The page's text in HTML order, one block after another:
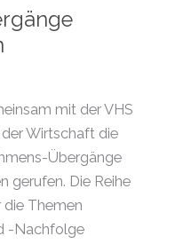
mit der VHS
Wirtschaft die
Übergänge
gerufen. Die Reihe
die Themen
-Nachfolge